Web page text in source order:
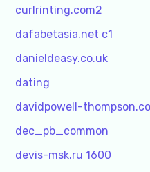
curlrinting.com2
dafabetasia.net c1
danieldeasy.co.uk
dating
davidpowell-
dec_pb_common
devis-msk.ru 1600